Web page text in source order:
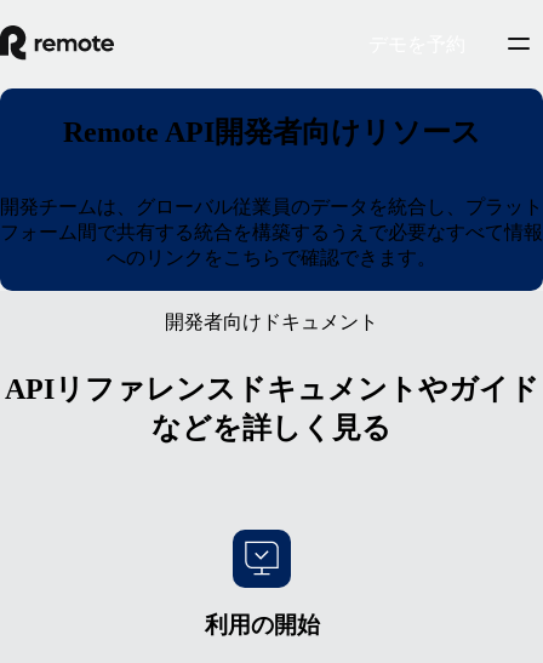
Remote API開発者向けリソース
開発チームは、グローバル従業員のデータを統合し、プラット
フォーム間で共有する統合を構築するうえで必要なすべて情報
へのリンクをこちらで確認できます。
開発者向けドキュメント
APIリファレンスドキュメントやガイド
などを詳しく見る
利用の開始